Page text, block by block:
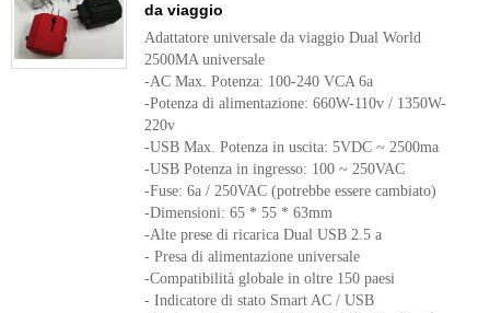
da viaggio
Adattatore universale da viaggio Dual World
2500MA universale
-AC Max. Potenza: 100-240 VCA 6a
-Potenza di alimentazione: 660W-110v / 1350W-
220v
-USB Max. Potenza in uscita: 5VDC ~ 2500ma
-USB Potenza in ingresso: 100 ~ 250VAC
-Fuse: 6a / 250VAC (potrebbe essere cambiato)
-Dimensioni: 65 * 55 * 63mm
-Alte prese di ricarica Dual USB 2.5 a
- Presa di alimentazione universale
-Compatibilità globale in oltre 150 paesi
- Indicatore di stato Smart AC / USB